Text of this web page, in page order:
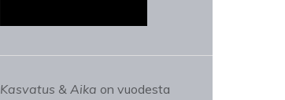
Kasvatus & Aika on vuodesta